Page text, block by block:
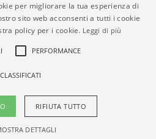
DELLA RICERCA
IT02276970965
Tutti i diritti riservati
- Developed by
per migliorare la tua esperienza di
sito web acconsenti a tutti i cookie
policy per i cookie. Leggi di più
PERFORMANCE
RIFIUTA TUTTO
DETTAGLI